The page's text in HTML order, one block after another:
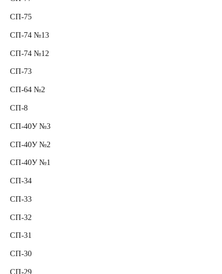
СП-75
СП-74 №13
СП-74 №12
СП-73
СП-64 №2
СП-8
СП-40У №3
СП-40У №2
СП-40У №1
СП-34
СП-33
СП-32
СП-31
СП-30
СП-29